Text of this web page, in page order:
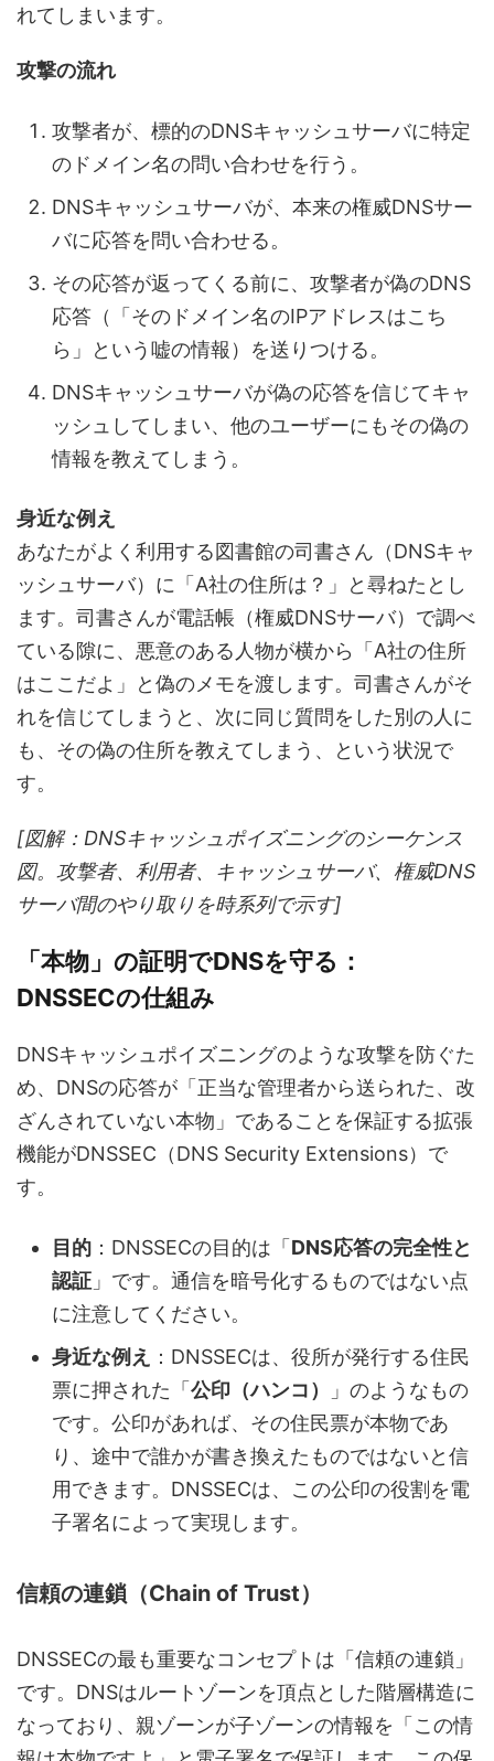
れてしまいます。
攻撃の流れ
攻撃者が、標的のDNSキャッシュサーバに特定
のドメイン名の問い合わせを行う。
DNSキャッシュサーバが、本来の権威DNSサー
バに応答を問い合わせる。
その応答が返ってくる前に、攻撃者が偽のDNS
応答（「そのドメイン名のIPアドレスはこち
ら」という嘘の情報）を送りつける。
DNSキャッシュサーバが偽の応答を信じてキャ
ッシュしてしまい、他のユーザーにもその偽の
情報を教えてしまう。
身近な例え
あなたがよく利用する図書館の司書さん（DNSキャ
ッシュサーバ）に「A社の住所は？」と尋ねたとし
ます。司書さんが電話帳（権威DNSサーバ）で調べ
ている隙に、悪意のある人物が横から「A社の住所
はここだよ」と偽のメモを渡します。司書さんがそ
れを信じてしまうと、次に同じ質問をした別の人に
も、その偽の住所を教えてしまう、という状況で
す。
[図解：DNSキャッシュポイズニングのシーケンス
図。攻撃者、利用者、キャッシュサーバ、権威DNS
サーバ間のやり取りを時系列で示す]
「本物」の証明でDNSを守る：
DNSSECの仕組み
DNSキャッシュポイズニングのような攻撃を防ぐた
め、DNSの応答が「正当な管理者から送られた、改
ざんされていない本物」であることを保証する拡張
機能がDNSSEC（DNS Security Extensions）で
す。
目的 ：DNSSECの目的は「DNS応答の完全性と
認証 」です。通信を暗号化するものではない点
に注意してください。
身近な例え
：DNSSECは、役所が発行する住民
票に押された「公印（ハンコ）
」のようなもの
です。公印があれば、その住民票が本物であ
り、途中で誰かが書き換えたものではないと信
用できます。DNSSECは、この公印の役割を電
子署名によって実現します。
信頼の連鎖（Chain of Trust）
DNSSECの最も重要なコンセプトは「信頼の連鎖」
です。DNSはルートゾーンを頂点とした階層構造に
なっており、親ゾーンが子ゾーンの情報を「この情